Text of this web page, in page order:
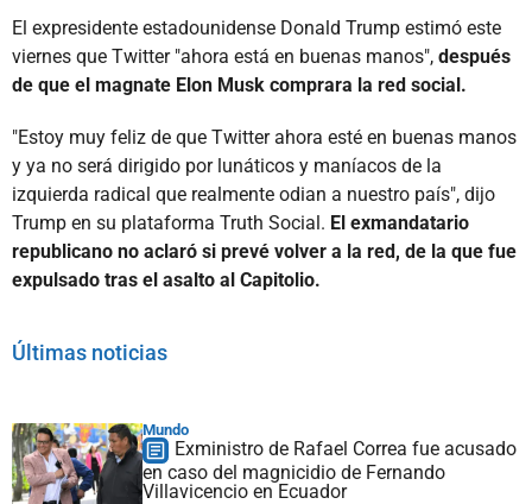
El expresidente estadounidense Donald Trump estimó este
viernes que Twitter "ahora está en buenas manos", después
de que el magnate Elon Musk comprara la red social.
"Estoy muy feliz de que Twitter ahora esté en buenas manos
y ya no será dirigido por lunáticos y maníacos de la
izquierda radical que realmente odian a nuestro país", dijo
Trump en su plataforma Truth Social. El exmandatario
republicano no aclaró si prevé volver a la red, de la que fue
expulsado tras el asalto al Capitolio.
Últimas noticias
Mundo
Exministro de Rafael Correa fue acusado
en caso del magnicidio de Fernando
Villavicencio en Ecuador